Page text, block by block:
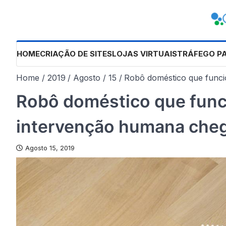
HOMECRIAÇÃO DE SITESLOJAS VIRTUAISTRÁFEGO
Home 2019 Agosto 15 Robô doméstico que
Robô doméstico que
intervenção humana
Agosto 15, 2019